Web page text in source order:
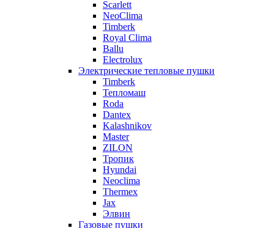
Scarlett
NeoClima
Timberk
Royal Clima
Ballu
Electrolux
Электрические тепловые пушки
Timberk
Тепломаш
Roda
Dantex
Kalashnikov
Master
ZILON
Тропик
Hyundai
Neoclima
Thermex
Jax
Элвин
Газовые пушки